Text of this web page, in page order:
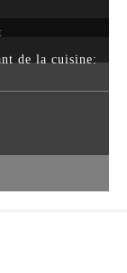
de la cuisine: